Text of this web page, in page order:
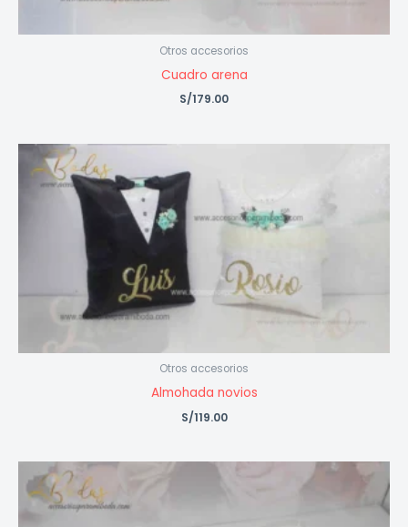
Otros accesorios
Cuadro arena
S/179.00
Otros accesorios
Almohada novios
S/119.00